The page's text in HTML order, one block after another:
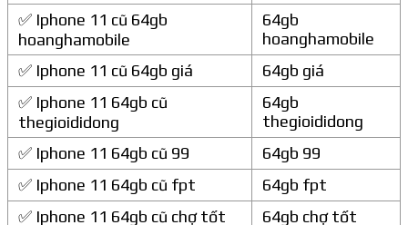
✅ Iphone 11 cũ 64gb
hoanghamobile
64gb
hoanghamobile
✅ Iphone 11 cũ 64gb giá
64gb giá
✅ Iphone 11 64gb cũ
thegioididong
64gb
thegioididong
✅ Iphone 11 64gb cũ 99
64gb 99
✅ Iphone 11 64gb cũ fpt
64gb fpt
✅ Iphone 11 64gb cũ chợ tốt
64gb chợ tốt